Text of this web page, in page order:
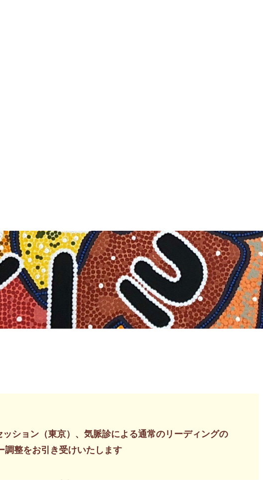
ション（東京）、気脈診による通常のリーディングの
調整をお引き受けいたします